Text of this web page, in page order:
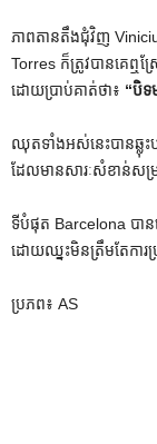
ភាពតានតឹងជុំវិញ
Torres ក៏ត្រូវបានគេឮ
ដោយប្រាប់គាត់ថា៖ “បិទ
ឈុតទាំងអស់នេះបានឆ្លុះ
ដែលមានសារៈសំខាន់សម្រ
ទីបំផុត Barcelona បាន
ដោយឈ្នះមិនត្រឹមតែការ
ប្រភព៖ AS